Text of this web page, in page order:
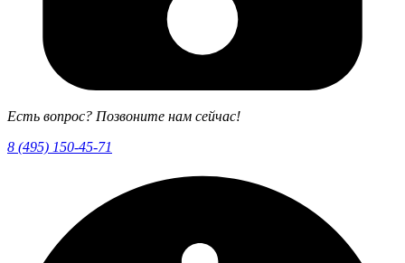
Есть вопрос? Позвоните нам сейчас!
8 (495) 150-45-71